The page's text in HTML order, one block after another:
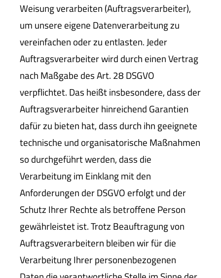
Weisung verarbeiten (Auftragsverarbeiter),
um unsere eigene Datenverarbeitung zu
vereinfachen oder zu entlasten. Jeder
Auftragsverarbeiter wird durch einen Vertrag
nach Maßgabe des Art. 28 DSGVO
verpflichtet. Das heißt insbesondere, dass der
Auftragsverarbeiter hinreichend Garantien
dafür zu bieten hat, dass durch ihn geeignete
technische und organisatorische Maßnahmen
so durchgeführt werden, dass die
Verarbeitung im Einklang mit den
Anforderungen der DSGVO erfolgt und der
Schutz Ihrer Rechte als betroffene Person
gewährleistet ist. Trotz Beauftragung von
Auftragsverarbeitern bleiben wir für die
Verarbeitung Ihrer personenbezogenen